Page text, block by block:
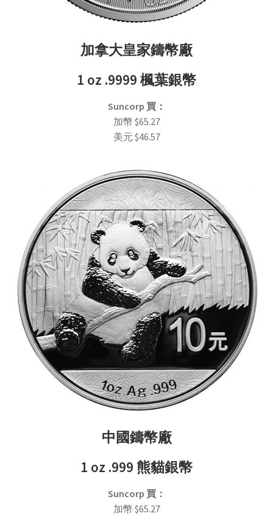
加拿大皇家鑄幣廠
1 oz .9999 楓葉銀幣
Suncorp 買：
加幣 $65.27
美元 $46.57
中國鑄幣廠
1 oz .999 熊貓銀幣
Suncorp 買：
加幣 $65.27